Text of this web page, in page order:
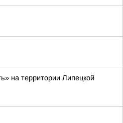
на территории Липецкой